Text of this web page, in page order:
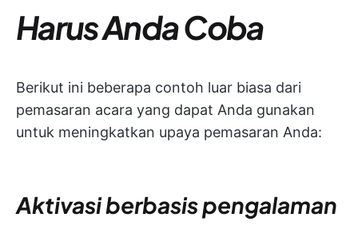
Harus Anda Coba
Berikut ini beberapa contoh luar biasa dari
pemasaran acara yang dapat Anda gunakan
untuk meningkatkan upaya pemasaran Anda:
Aktivasi berbasis pengalaman